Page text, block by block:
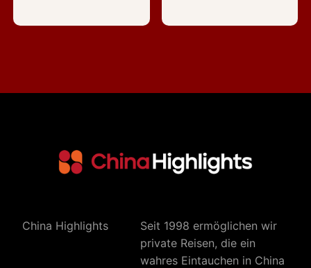
China Highlights
Seit 1998 ermöglichen wir
private Reisen, die ein
wahres Eintauchen in China